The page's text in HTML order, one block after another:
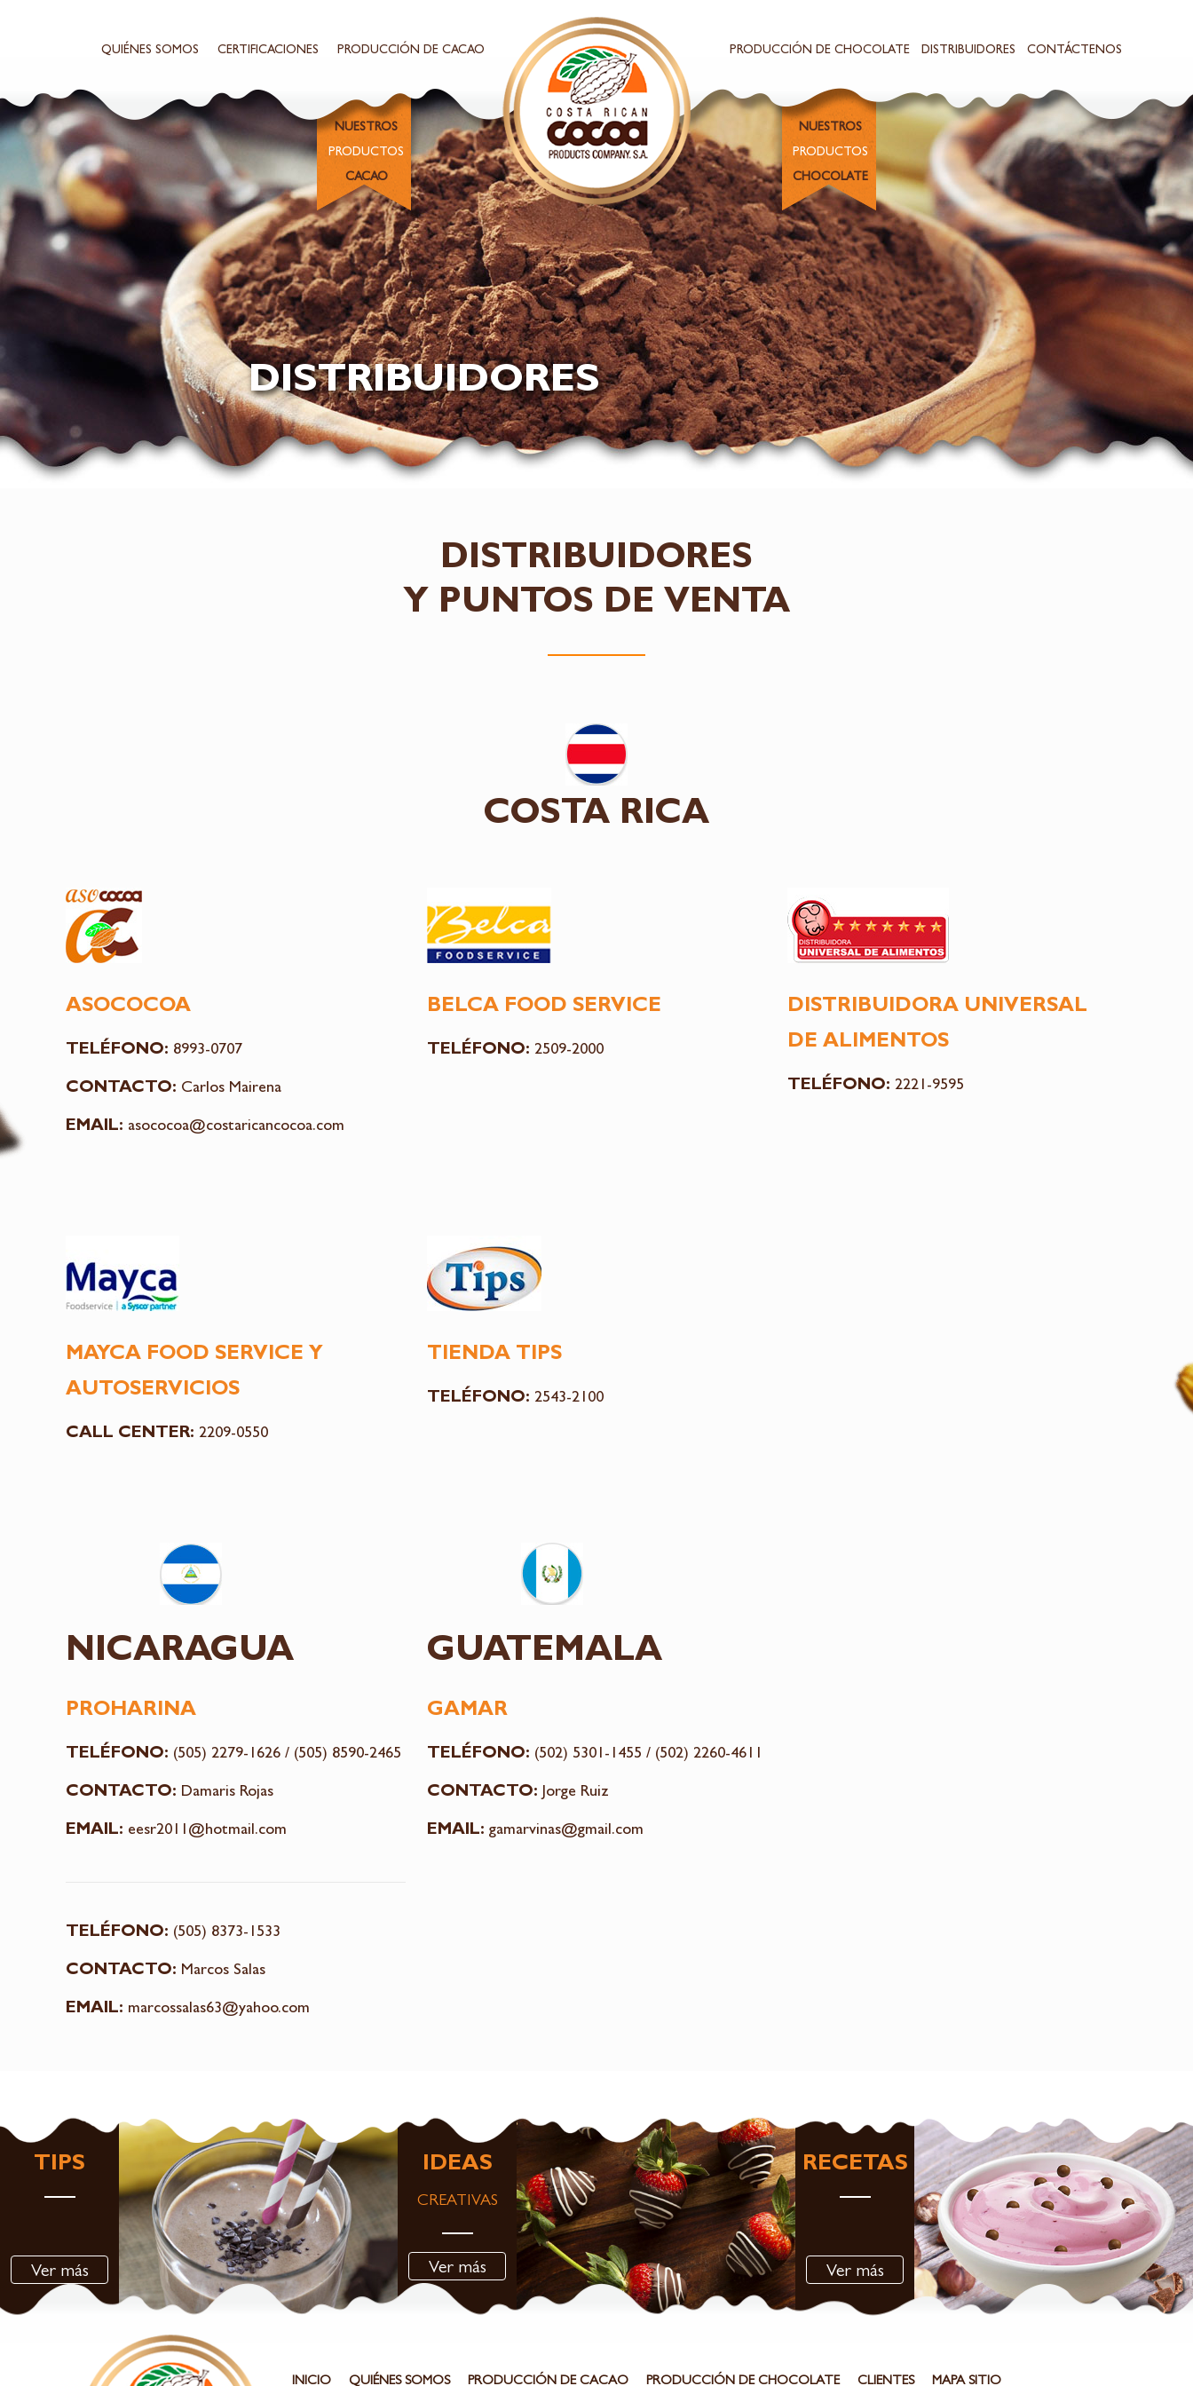
NUESTROS
PRODUCTOS
CACAO
NUESTROS
PRODUCTOS
CHOCOLATE
QUIÉNES SOMOS CERTIFICACIONES PRODUCCIÓN DE CACAO PRODUCCIÓN DE CHOCOLATE DISTRIBUIDORES CONTÁCTENOS
DISTRIBUIDORES
DISTRIBUIDORES
Y PUNTOS DE VENTA
COSTA RICA
ASOCOCOA
TELÉFONO: 8993-0707
CONTACTO: Carlos Mairena
EMAIL: asococoa@costaricancocoa.com
BELCA FOOD SERVICE
TELÉFONO: 2509-2000
DISTRIBUIDORA UNIVERSAL
DE ALIMENTOS
TELÉFONO: 2221-9595
MAYCA FOOD SERVICE Y
AUTOSERVICIOS
CALL CENTER: 2209-0550
TIENDA TIPS
TELÉFONO: 2543-2100
NICARAGUA
PROHARINA
TELÉFONO: (505) 2279-1626 / (505) 8590-2465
CONTACTO: Damaris Rojas
EMAIL: eesr2011@hotmail.com
TELÉFONO: (505) 8373-1533
CONTACTO: Marcos Salas
EMAIL: marcossalas63@yahoo.com
GUATEMALA
GAMAR
TELÉFONO: (502) 5301-1455 / (502) 2260-4611
CONTACTO: Jorge Ruiz
EMAIL: gamarvinas@gmail.com
TIPS
Ver más
IDEAS
CREATIVAS
Ver más
RECETAS
Ver más
INICIO QUIÉNES SOMOS PRODUCCIÓN DE CACAO PRODUCCIÓN DE CHOCOLATE CLIENTES MAPA SITIO